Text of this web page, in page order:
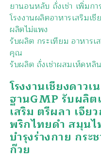
ยานอนหลับ ถั่งเช่า เพิ่มก
โรงงานผลิตอาหารเสริมเ
ผลิตไม่แพง
รับผลิต กระเทียม อาหาร
คุณ
รับผลิต ถั่งเช่าผสมเห็ดหลิ
โรงงานเชียงดาวเ
ฐานGMP รับผลิต
เสริม ตรีผลา เจีย
พริกไทยดำ สมุน
บำรุงร่างกาย กร
ก๊วย